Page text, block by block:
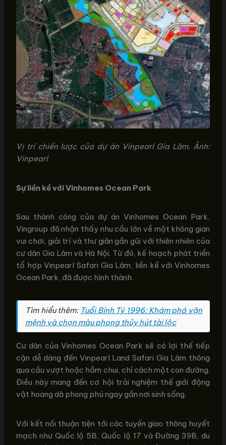
Vị trí chiến lược của dự án Vinpearl Gia Lâm. Ảnh:
Vinpearl
Sự liền kề với Vinhomes Ocean Park
Sau thành công của dự án Vinhomes Ocean Park,
Vingroup đã nhận thấy nhu cầu lớn về một không gian
vui chơi, giải trí và thư giãn gần gũi với thiên nhiên của
cư dân Gia Lâm và Hà Nội. Từ đó, kế hoạch phát triển
tổ hợp Vinpearl Safari Gia Lâm, liền kề với Vinhomes
Ocean Park, đã được hình thành.
Tìm hiểu thêm: Tuổi Bính Tý 1996: Khám phá vận
mệnh và chọn màu phong thủy hút tài lộc
Cư dân của Vinhomes Ocean Park sẽ có lợi thế tiếp
cận dễ dàng đến Vinpearl Land Safari Gia Lâm thông
qua cầu vượt hoặc hầm chui, chỉ cách một con đường.
Điều này mang đến cơ hội trải nghiệm thế giới động
vật hoang dã phong phú ngay gần nơi sinh sống.
Với kết nối thuận tiện tới các tuyến giao thông huyết
mạch như Quốc lộ 5B, Quốc lộ 17 và Đường 39B, du